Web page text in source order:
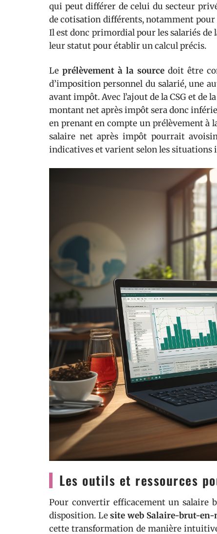
qui peut différer de celui du secteur
de cotisation différents, notamment
Il est donc primordial pour les salariés de
leur statut pour établir un calcul précis.
Le prélèvement à la sourcedoit être
d’imposition personnel du salarié, une
avant impôt. Avec l’ajout de la CSG et de
montant net après impôt sera donc
en prenant en compte un prélèvement à
salaire net après impôt pourrait
indicatives et varient selon les situations
Les outils et ressources
Pour convertir efficacement un salaire
disposition. Lesite web Salaire-brut-
cette transformation de manière